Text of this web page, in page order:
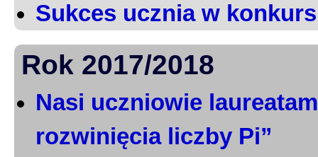
Sukces ucznia w
Rok 2017/2018
Nasi uczniowie
rozwinięcia liczby Pi”